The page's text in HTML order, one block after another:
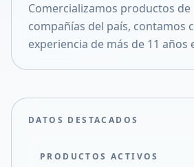
Comercializamos productos de
compañías del país, contamos
experiencia de más de 11 años
DATOS DESTACADOS
PRODUCTOS ACTIVOS